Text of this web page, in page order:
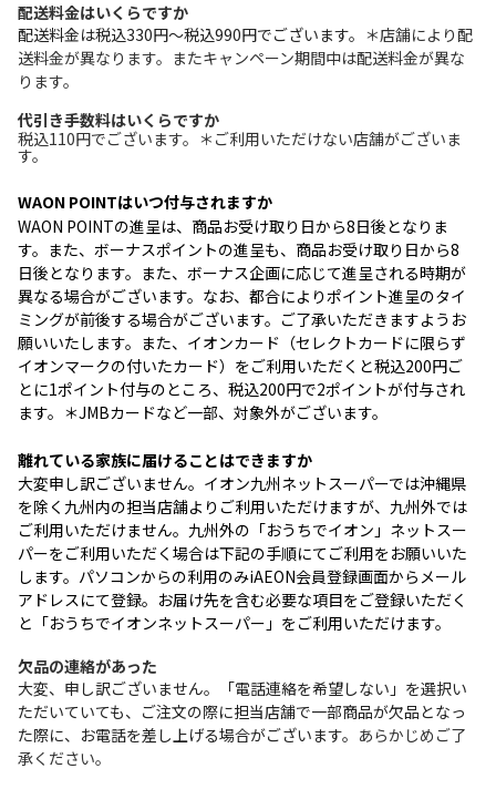
配送料金はいくらですか
配送料金は税込330円～税込990円でございます。 ＊店舗により配
送料金が異なります。またキャンペーン期間中は配送料金が異な
ります。
代引き手数料はいくらですか
税込110円でございます。＊ご利用いただけない店舗がございま
す。
WAON POINTはいつ付与されますか
WAON POINTの進呈は、商品お受け取り日から8日後となりま
す。また、ボーナスポイントの進呈も、商品お受け取り日から8
日後となります。また、ボーナス企画に応じて進呈される時期が
異なる場合がございます。なお、都合によりポイント進呈のタイ
ミングが前後する場合がございます。ご了承いただきますようお
願いいたします。また、イオンカード（セレクトカードに限らず
イオンマークの付いたカード）をご利用いただくと税込200円ご
とに1ポイント付与のところ、税込200円で2ポイントが付与され
ます。＊JMBカードなど一部、対象外がございます。
離れている家族に届けることはできますか
大変申し訳ございません。イオン九州ネットスーパーでは沖縄県
を除く九州内の担当店舗よりご利用いただけますが、九州外では
ご利用いただけません。九州外の「おうちでイオン」ネットスー
パーをご利用いただく場合は下記の手順にてご利用をお願いいた
します。パソコンからの利用のみiAEON会員登録画面からメール
アドレスにて登録。お届け先を含む必要な項目をご登録いただく
と「おうちでイオンネットスーパー」をご利用いただけます。
欠品の連絡があった
大変、申し訳ございません。「電話連絡を希望しない」を選択い
ただいていても、ご注文の際に担当店舗で一部商品が欠品となっ
た際に、お電話を差し上げる場合がございます。 あらかじめご了
承ください。